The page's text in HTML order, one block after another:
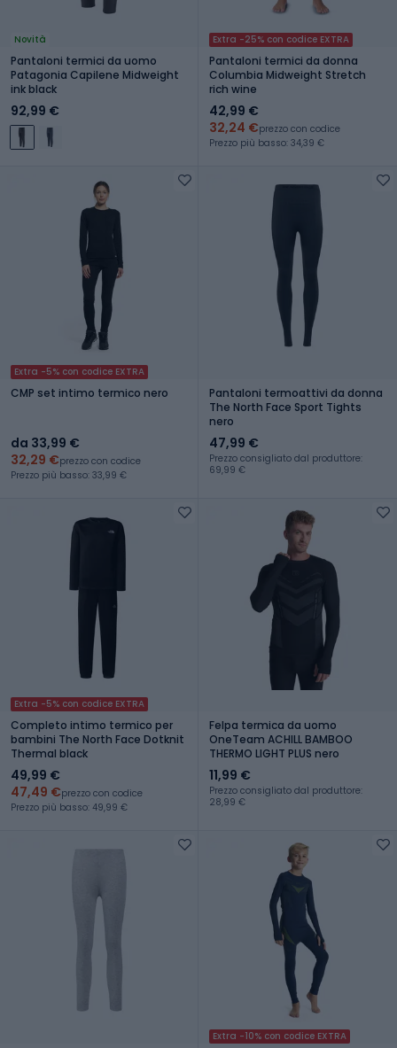
Novità
Pantaloni termici da uomo
Patagonia Capilene Midweight
ink black
92,99 €
Extra -25% con codice EXTRA
Pantaloni termici da donna
Columbia Midweight Stretch
rich wine
42,99 €
32,24 €prezzo con codice
Prezzo più basso: 34,39 €
Extra -5% con codice EXTRA
CMP set intimo termico nero
da 33,99 €
32,29 €prezzo con codice
Prezzo più basso: 33,99 €
Pantaloni termoattivi da donna
The North Face Sport Tights
nero
47,99 €
Prezzo consigliato dal produttore:
69,99 €
Extra -5% con codice EXTRA
Completo intimo termico per
bambini The North Face Dotknit
Thermal black
49,99 €
47,49 €prezzo con codice
Prezzo più basso: 49,99 €
Felpa termica da uomo
OneTeam ACHILL BAMBOO
THERMO LIGHT PLUS nero
11,99 €
Prezzo consigliato dal produttore:
28,99 €
Extra -10% con codice EXTRA